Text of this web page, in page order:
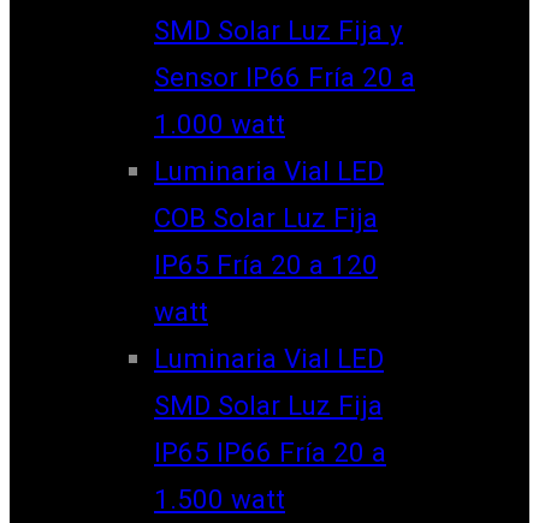
SMD Solar Luz Fija y
Sensor IP66 Fría 20 a
1.000 watt
Luminaria Vial LED
COB Solar Luz Fija
IP65 Fría 20 a 120
watt
Luminaria Vial LED
SMD Solar Luz Fija
IP65 IP66 Fría 20 a
1.500 watt